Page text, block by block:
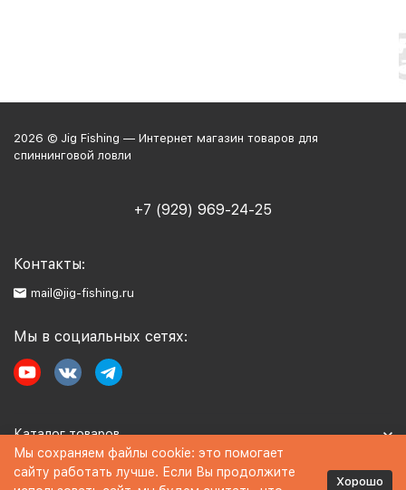
2026 © Jig Fishing — Интернет магазин товаров для
спиннинговой ловли
+7 (929) 969-24-25
Контакты:
mail@jig-fishing.ru
Мы в социальных сетях:
Каталог товаров
Информация
Мы сохраняем файлы cookie: это помогает
сайту работать лучше. Если Вы продолжите
Хорошо